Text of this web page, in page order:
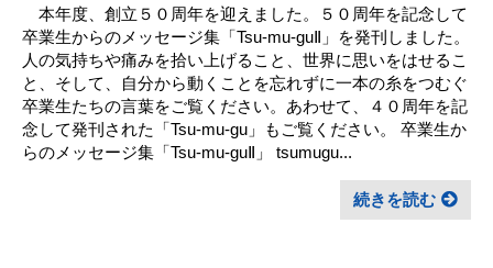
本年度、創立５０周年を迎えました。５０周年を記念して
卒業生からのメッセージ集「Tsu‐mu‐guⅡ」を発刊しました。
人の気持ちや痛みを拾い上げること、世界に思いをはせるこ
と、そして、自分から動くことを忘れずに一本の糸をつむぐ
卒業生たちの言葉をご覧ください。あわせて、４０周年を記
念して発刊された「Tsu‐mu‐gu」もご覧ください。 卒業生か
らのメッセージ集「Tsu‐mu‐guⅡ」 tsumugu...
続きを読む